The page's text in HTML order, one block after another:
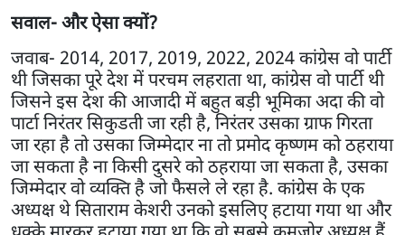
सवाल- और ऐसा क्यों?
जवाब- 2014, 2017, 2019, 2022, 2024 कांग्रेस वो पार्टी
थी जिसका पूरे देश में परचम लहराता था, कांग्रेस वो पार्टी थी
जिसने इस देश की आजादी में बहुत बड़ी भूमिका अदा की वो
पार्टा निरंतर सिकुडती जा रही है, निरंतर उसका ग्राफ गिरता
जा रहा है तो उसका जिम्मेदार ना तो प्रमोद कृष्णम को ठहराया
जा सकता है ना किसी दुसरे को ठहराया जा सकता है, उसका
जिम्मेदार वो व्यक्ति है जो फैसले ले रहा है. कांग्रेस के एक
अध्यक्ष थे सिताराम केशरी उनको इसलिए हटाया गया था और